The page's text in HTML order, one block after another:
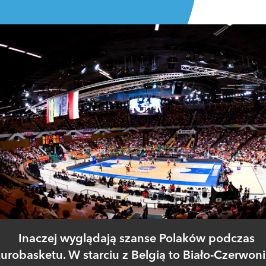
Inaczej wyglądają szanse Polaków podczas
W starciu z Belgią to Biało-